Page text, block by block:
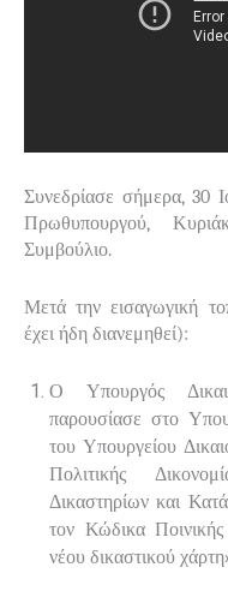
Συνεδρίασε σήμερα, 30
Πρωθυπουργού,
Συμβούλιο.
Μετά την εισαγωγική
έχει ήδη διανεμηθεί):
Ο Υπουργός
παρουσίασε στο
του Υπουργείου
Πολιτικής
Δικαστηρίων και
τον Κώδικα
νέου δικαστικού